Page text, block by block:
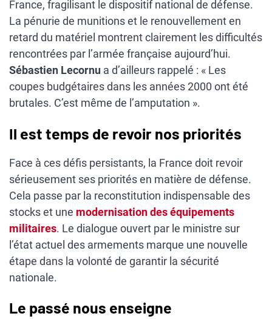
France, fragilisant le dispositif national de défense.
La pénurie de munitions et le renouvellement en
retard du matériel montrent clairement les difficultés
rencontrées par l’armée française aujourd’hui.
Sébastien Lecornu a d’ailleurs rappelé : « Les
coupes budgétaires dans les années 2000 ont été
brutales. C’est même de l’amputation ».
Il est temps de revoir nos priorités
Face à ces défis persistants, la France doit revoir
sérieusement ses priorités en matière de défense.
Cela passe par la reconstitution indispensable des
stocks et une modernisation des équipements
militaires. Le dialogue ouvert par le ministre sur
l’état actuel des armements marque une nouvelle
étape dans la volonté de garantir la sécurité
nationale.
Le passé nous enseigne